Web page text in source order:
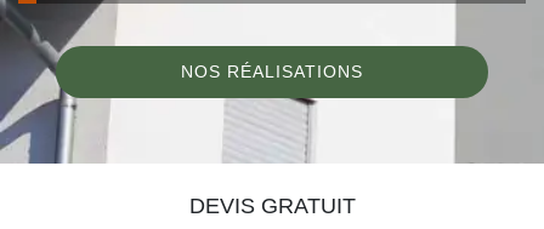
NOS RÉALISATIONS
DEVIS GRATUIT